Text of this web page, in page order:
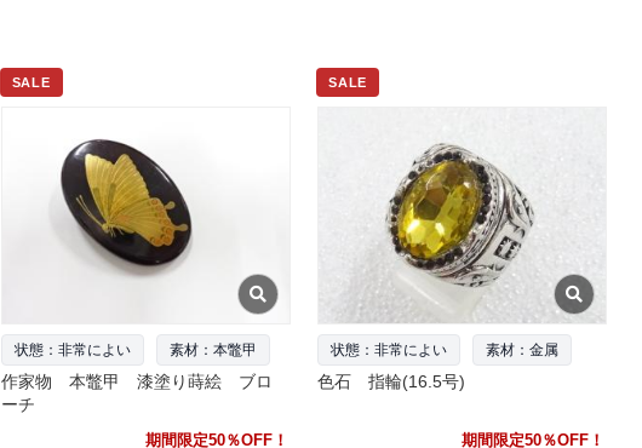
SALE
状態：非常によい 素材：本鼈甲
作家物 本鼈甲 漆塗り蒔絵 ブロ
ーチ
期間限定50％OFF！
SALE
状態：非常によい 素材：金属
色石 指輪(16.5号)
期間限定50％OFF！